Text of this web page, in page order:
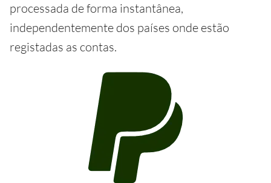
processada de forma instantânea,
independentemente dos países onde estão
registadas as contas.